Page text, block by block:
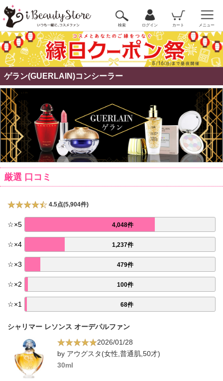
検索 ログイン カート メニュー
ゲラン(GUERLAIN)コンシーラー
厳選 口コミ
4.5点(5,904件)
☆×5 4,048件
☆×4 1,237件
☆×3 479件
☆×2 100件
☆×1 68件
シャリマー レソンス オーデパルファン
2026/01/28
by アウグスタ(女性,普通肌,50才)
30ml